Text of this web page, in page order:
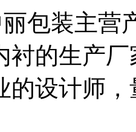
包装主营
衬的生产
的设计师，